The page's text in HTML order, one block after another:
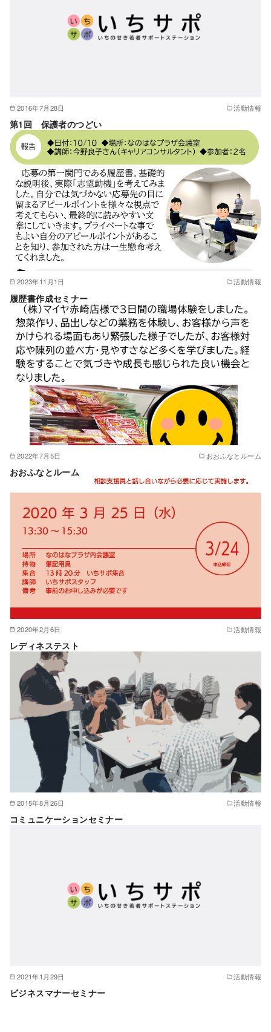
2016年7月28日 活動情報
第1回 保護者のつどい
2023年11月1日 活動情報
履歴書作成セミナー
2022年7月5日 おおふなとルーム
おおふなとルーム
2020年2月6日 活動情報
レディネステスト
2015年8月26日 活動情報
コミュニケーションセミナー
2021年1月29日 活動情報
ビジネスマナーセミナー